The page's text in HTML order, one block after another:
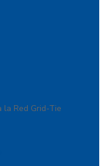
la Red Grid-Tie